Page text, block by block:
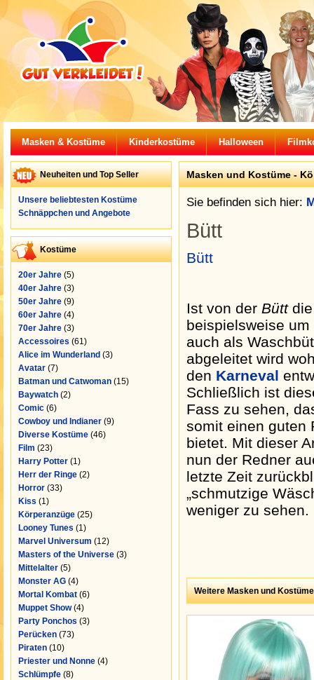
Masken & Kostüme Kinderkostüme Halloween
Neuheiten und Top Seller
Unsere beliebtesten Kostüme
Schnäppchen und Angebote
Kostüme
20er Jahre (5)
40er Jahre (3)
50er Jahre (9)
60er Jahre (4)
70er Jahre (3)
Accessoires (61)
Alice im Wunderland (3)
Avatar (7)
Batman und Catwoman (15)
Baywatch (2)
Comic (6)
Cowboy und Indianer (9)
Diverse Kostüme (46)
Film (23)
Harry Potter (1)
Herr der Ringe (2)
Horror (33)
Kiss (1)
Körperanzüge (25)
Looney Tunes (1)
Marvel Universum (12)
Masters of the Universe (3)
Mittelalter (5)
Monster AG (4)
Mortal Kombat (6)
Muppet Show(4)
Party Ponchos (3)
Perücken (73)
Piraten (10)
Priester und Nonne (4)
Schlümpfe (8)
Masken und Kostüme -
Sie befinden sich hier:
Bütt
Bütt
Ist von der Büttdie
beispielsweise
auch als
abgeleitet wird
den Karneval
Schließlich ist
Fass zu sehen,
somit einen guten
bietet. Mit dieser
nun der Redner
letzte Zeit
„schmutzige
weniger zu sehen.
Weitere Masken und